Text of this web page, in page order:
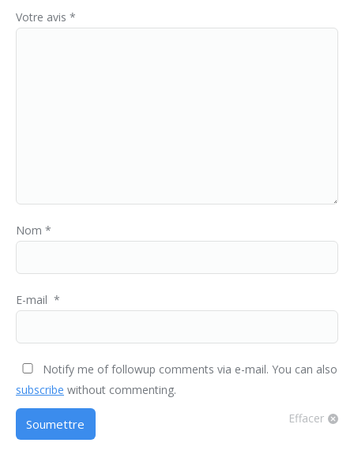
Votre avis *
Nom *
E-mail *
Notify me of followup comments via e-mail. You can also
subscribe without commenting.
Effacer